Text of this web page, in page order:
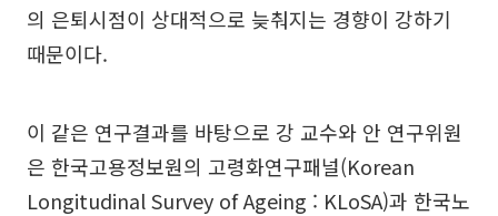
의 은퇴시점이 상대적으로 늦춰지는 경향이 강하기
때문이다.
이 같은 연구결과를 바탕으로 강 교수와 안 연구위원
은 한국고용정보원의 고령화연구패널(Korean
Longitudinal Survey of Ageing : KLoSA)과 한국노